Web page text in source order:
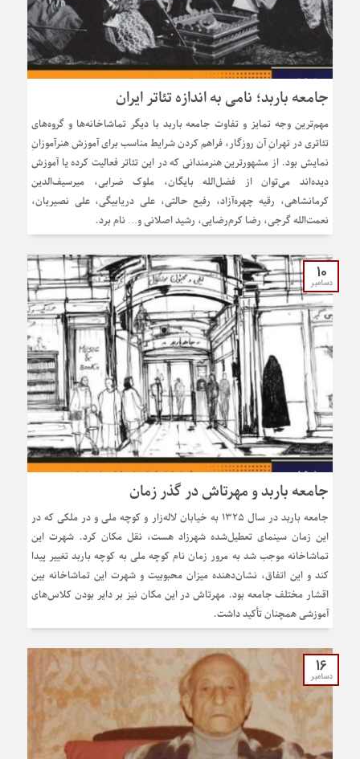
جامعه باربد؛ نامی به اندازه تئاتر ایران
مهم‌ترین وجه تمایز و تفاوت جامعه باربد با دیگر تماشاخانه‌ها و گروه‌های
تئاتری در تهرانِ آن روزگار، فراهم کردن شرایط مناسب برای آموزش هنرآموزانِ
نمایش بود. از مشهورترین هنرمندانی که در این تئاتر فعالیت کرده یا آموزش
دیده‌اند می‌توان از فضل‌الله بایگان، ملوک ضرابی، میرسیف‌الدین
کرمانشاهی، رقیه چهره‌آزاد، رفیع حالتی، علی دریابیگی، علی نصیریان،
نعمت‌الله گرجی، رضا کرم‌رضایی، رشید اصلانی و… نام برد.
10
دسامبر
جامعه باربد و مهرتاش در گذر زمان
جامعه باربد در سال ۱۳۲۵ به خیابان لاله‌زار و کوچه ملی و در ملکی که در
این زمان سینمای تعطیل‌شده شهرزاد هست، نقل مکان کرد. شهرت این
تماشاخانه موجب شد به مرور زمان نام کوچه ملی به کوچه باربد تغییر پیدا
کند و این اتفاق، نشان‌دهنده میزان محبوبیت و شهرت این تماشاخانه بین
اقشار مختلف جامعه بود. مهرتاش در این مکان نیز بر دایر بودن کلاس‌های
آموزشی همچنان تأکید داشت.
16
دسامبر